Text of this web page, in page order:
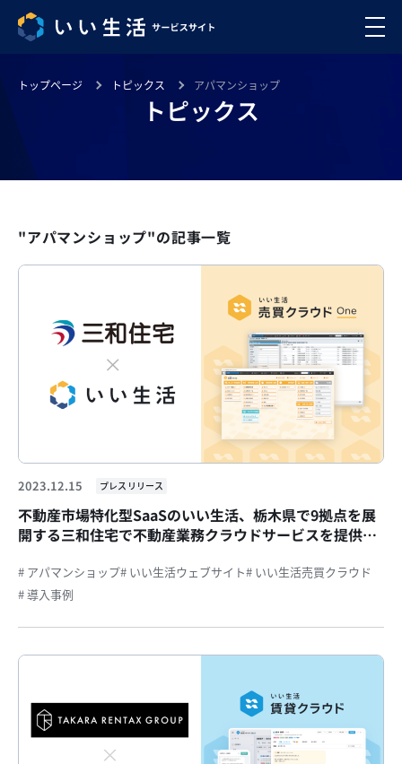
トップページ トピックス アパマンショップ
トピックス
"アパマンショップ"の記事一覧
2023.12.15 プレスリリース
不動産市場特化型SaaSのいい生活、栃木県で9拠点を展
開する三和住宅で不動産業務クラウドサービスを提供開
# アパマンショップ# いい生活ウェブサイト# いい生活売買クラウド
# 導入事例